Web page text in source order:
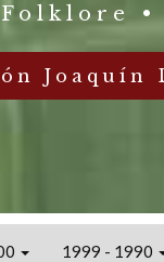
•
Joaquín
1999 - 1990